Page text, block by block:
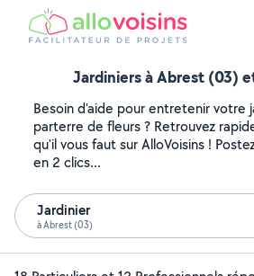
Jardiniers à Abrest (03)
Besoin d'aide pour entretenir votre
parterre de fleurs ? Retrouvez
qu'il vous faut sur AlloVoisins !
en 2 clics...
Jardinier
à Abrest (03)